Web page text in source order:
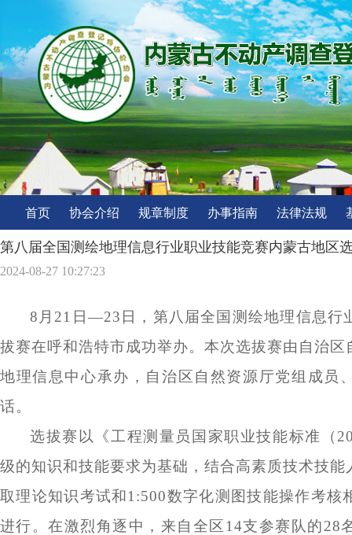
首页 协会介绍 规章制度 办事指南 法律法规
第八届全国测绘地理信息行业职业技能竞赛内蒙古地区
2024-08-27 10:27:23
8月21日—23日，第八届全国测绘地理信息行
拔赛在呼和浩特市成功举办。本次选拔赛由自治
地理信息中心承办，自治区自然资源厅党组成员
话。
选拔赛以《工程测量员国家职业技能标准（
级的知识和技能要求为基础，结合高素质技术技
取理论知识考试和1:500数字化测图技能操作考核
进行。在激烈角逐中，来自全区14支参赛队的28